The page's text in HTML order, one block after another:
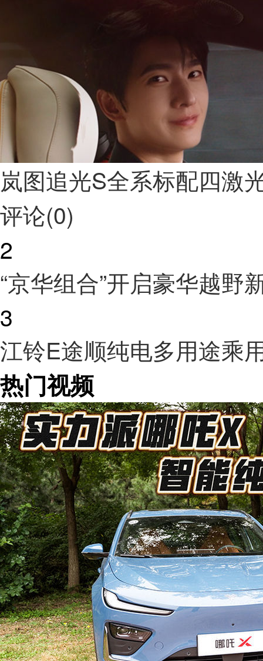
岚图追光S全系标配四激
评论(0)
2
“京华组合”开启豪华越野
3
江铃E途顺纯电多用途乘
热门视频